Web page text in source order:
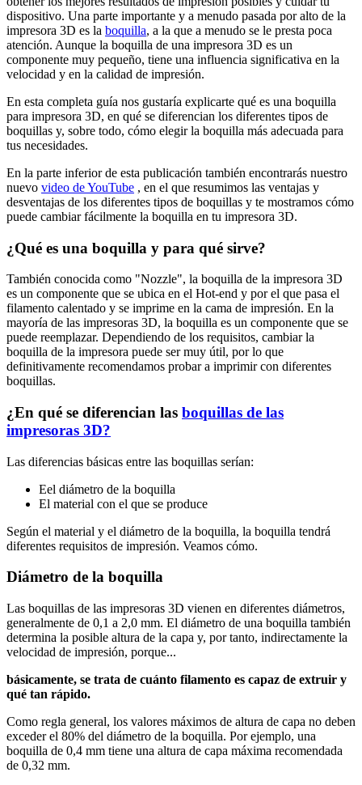
dispositivo. Una parte importante y a menudo pasada por alto de la
impresora 3D es la boquilla, a la que a menudo se le presta poca
atención. Aunque la boquilla de una impresora 3D es un
componente muy pequeño, tiene una influencia significativa en la
velocidad y en la calidad de impresión.
En esta completa guía nos gustaría explicarte qué es una boquilla
para impresora 3D, en qué se diferencian los diferentes tipos de
boquillas y, sobre todo, cómo elegir la boquilla más adecuada para
tus necesidades.
En la parte inferior de esta publicación también encontrarás nuestro
nuevo video de YouTube , en el que resumimos las ventajas y
desventajas de los diferentes tipos de boquillas y te mostramos cómo
puede cambiar fácilmente la boquilla en tu impresora 3D.
¿Qué es una boquilla y para qué sirve?
También conocida como "Nozzle", la boquilla de la impresora 3D
es un componente que se ubica en el Hot-end y por el que pasa el
filamento calentado y se imprime en la cama de impresión. En la
mayoría de las impresoras 3D, la boquilla es un componente que se
puede reemplazar. Dependiendo de los requisitos, cambiar la
boquilla de la impresora puede ser muy útil, por lo que
definitivamente recomendamos probar a imprimir con diferentes
boquillas.
¿En qué se diferencian las boquillas de las
impresoras 3D?
Las diferencias básicas entre las boquillas serían:
Eel diámetro de la boquilla
El material con el que se produce
Según el material y el diámetro de la boquilla, la boquilla tendrá
diferentes requisitos de impresión. Veamos cómo.
Diámetro de la boquilla
Las boquillas de las impresoras 3D vienen en diferentes diámetros,
generalmente de 0,1 a 2,0 mm. El diámetro de una boquilla también
determina la posible altura de la capa y, por tanto, indirectamente la
velocidad de impresión, porque...
básicamente, se trata de cuánto filamento es capaz de extruir y
qué tan rápido.
Como regla general, los valores máximos de altura de capa no deben
exceder el 80% del diámetro de la boquilla. Por ejemplo, una
boquilla de 0,4 mm tiene una altura de capa máxima recomendada
de 0,32 mm.